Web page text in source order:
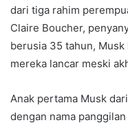
dari tiga rahim
Claire Boucher,
berusia 35 tahun,
mereka lancar meski
Anak pertama Musk
dengan nama